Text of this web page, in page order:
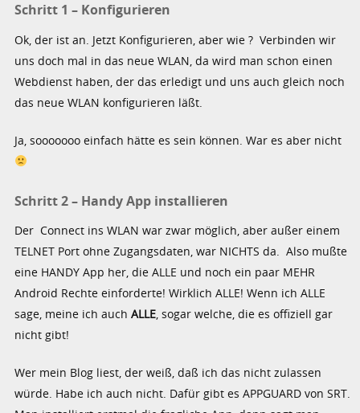
Schritt 1 – Konfigurieren
Ok, der ist an. Jetzt Konfigurieren, aber wie ? Verbinden wir
uns doch mal in das neue WLAN, da wird man schon einen
Webdienst haben, der das erledigt und uns auch gleich noch
das neue WLAN konfigurieren läßt.
Ja, sooooooo einfach hätte es sein können. War es aber nicht
Schritt 2 – Handy App installieren
Der Connect ins WLAN war zwar möglich, aber außer einem
TELNET Port ohne Zugangsdaten, war NICHTS da. Also mußte
eine HANDY App her, die ALLE und noch ein paar MEHR
Android Rechte einforderte! Wirklich ALLE! Wenn ich ALLE
sage, meine ich auchALLE, sogar welche, die es offiziell gar
nicht gibt!
Wer mein Blog liest, der weiß, daß ich das nicht zulassen
würde. Habe ich auch nicht. Dafür gibt es APPGUARD von SRT.